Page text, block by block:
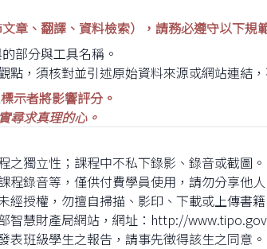
章、翻譯、資料檢索），請務必遵守以下規
部分與工具名稱。
點，須核對並引述原始資料來源或網站連結
示者將影響評分。
尋求真理的心。
之獨立性；課程中不私下錄影、錄音或截圖。
程錄音等，僅供付費學員使用，請勿分享他人
經授權，勿擅自掃描、影印、下載或上傳書
智慧財產局網站，網址： http://
表班級學生之報告，請事先徵得該生之同意。